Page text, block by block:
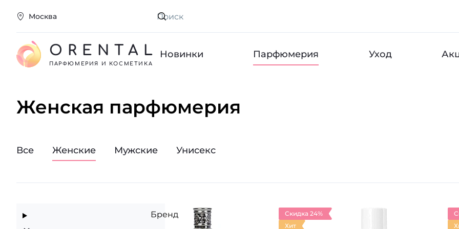
Москва Искать
ORENTAL
ПАРФЮМЕРИЯ И КОСМЕТИКА
Новинки Парфюмерия Уход
Женская парфюмерия
Все Женские Мужские Унисекс
Бренд
Скидка 24%
Хит